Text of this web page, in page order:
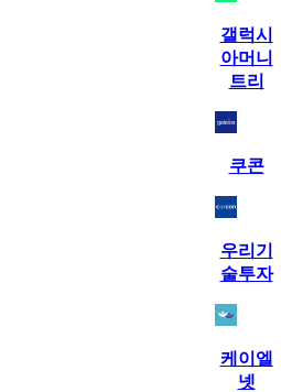
갤럭시
아머니
트리
쿠콘
우리기
술투자
케이엘
넷